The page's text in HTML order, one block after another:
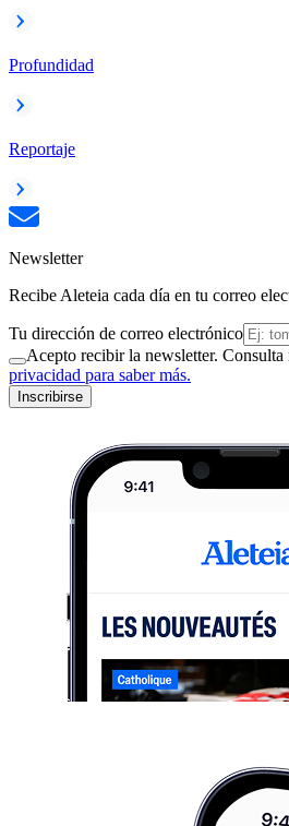
Profundidad
Reportaje
Newsletter
Recibe Aleteia cada día en tu correo
Tu dirección de correo electrónico
Acepto recibir la newsletter. Consulta
privacidad para saber más.
Inscribirse